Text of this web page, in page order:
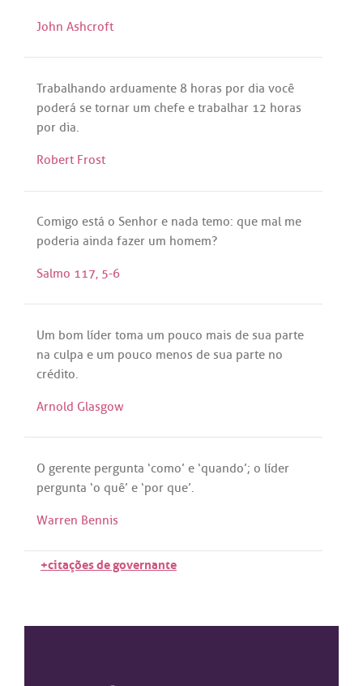
John Ashcroft
Trabalhando arduamente 8 horas por dia você
poderá se tornar um chefe e trabalhar 12 horas
por dia.
Robert Frost
Comigo está o Senhor e nada temo: que mal me
poderia ainda fazer um homem?
Salmo 117, 5-6
Um bom líder toma um pouco mais de sua parte
na culpa e um pouco menos de sua parte no
crédito.
Arnold Glasgow
O gerente pergunta ‘como’ e ‘quando’; o líder
pergunta ‘o quê’ e ‘por que’.
Warren Bennis
+citações de governante